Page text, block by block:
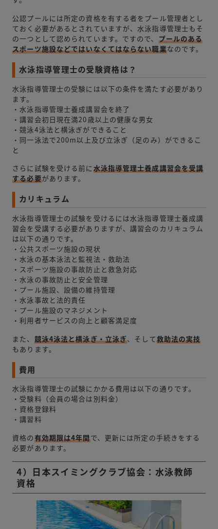
公認プールには所定の資格を有する者をプール管理者とし
ておく必要があるとされていますが、水泳指導管理士もそ
の一つとして認められています。ですので、 プールのある
スポーツ施設などではいなくてはならない職業なのです。
水泳指導管理士の受験資格は？
水泳指導管理士の受験には以下の条件を満たす必要があり
ます。
・水泳指導管理士養成講習会を終了
・講習会初日現在満20歳以上の健康な男女
・競泳4泳法と横泳ぎができること
・同一泳法で200m以上及び立泳ぎ（足のみ）ができるこ
と
さらに試験を受ける前に水泳指導管理士養成講習会を受講
する必要があります。
カリキュラム
水泳指導管理士の試験を受けるには水泳指導管理士養成講
習会を受講する必要がありますが、講習会のカリキュラム
は以下の通りです。
・公共スポーツ施設の現状
・水泳の基本泳法と監視法・救助法
・スポーツ施設の事故防止と救急対応
・水泳の事故防止と安全管理
・プール施設、設備の維持管理
・水泳事故と法的責任
・プール施設のマネジメント
・利用者サービスの向上と顧客満足度
また、 競泳4泳法と横泳ぎ・立泳ぎ、そして救助法の実技
もあります。
費用
水泳指導管理士の試験にかかる費用は以下の通りです。
・受験料（会員の場合は別料金）
・資格登録料
・講習料
資格の有効期限は4年間で、更新には所定の手続きをする
必要があります。
4）日本スイミングクラブ協会：水泳教師
資格